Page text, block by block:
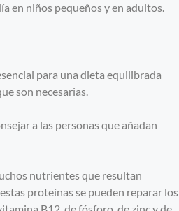
en niños pequeños y en adultos.
para una dieta equilibrada
son necesarias.
a las personas que añadan
nutrientes que resultan
proteínas se pueden reparar los
B12, de fósforo, de zinc y de